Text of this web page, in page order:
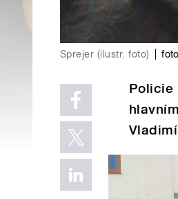
Sprejer (ilustr. foto)
Policie